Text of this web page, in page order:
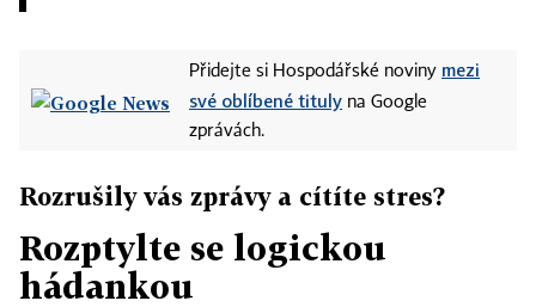
Přidejte si Hospodářské noviny mezi
své oblíbené tituly na Google
zprávách.
Rozrušily vás zprávy a cítíte stres?
Rozptylte se logickou
hádankou